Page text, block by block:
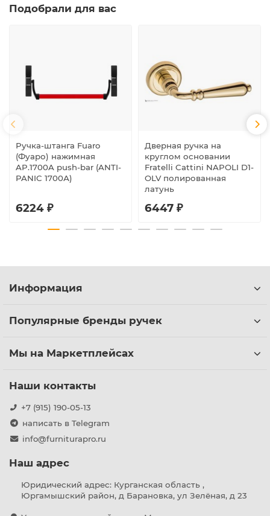
Подобрали для вас
Ручка-штанга Fuaro
(Фуаро) нажимная
AP.1700A push-bar (ANTI-
PANIC 1700А)
6224 ₽
Дверная ручка на
круглом основании
Fratelli Cattini NAPOLI D1-
OLV полированная
латунь
6447 ₽
Информация
Популярные бренды ручек
Мы на Маркетплейсах
Наши контакты
+7 (915) 190-05-13
написать в Telegram
info@furniturapro.ru
Наш адрес
Юридический адрес: Курганская область ,
Юргамышский район, д Барановка, ул Зелёная, д 23